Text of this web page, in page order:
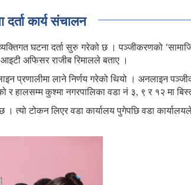
कार्य संचालन
घटना दर्ता सुरु गरेको छ । पञ्जीकरणको
अफिसर राजीब रिमालले बताए ।
प्रणालीमा लाने निर्णय गरेको थियो । अनलाइन
र हालसम्म कुश्मा नगरपालिका वडा नं ३, ९ र १२ मा
त्यो टोकन लिएर वडा कार्यालय पुगेपछि वडा